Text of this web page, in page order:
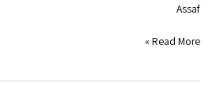
Assaf
Read More »